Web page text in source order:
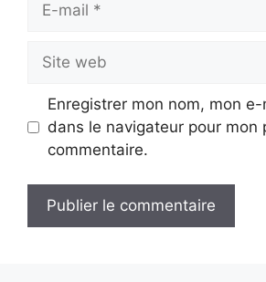
mail
web
Enregistrer mon nom, mon
dans le navigateur pour mon
commentaire.